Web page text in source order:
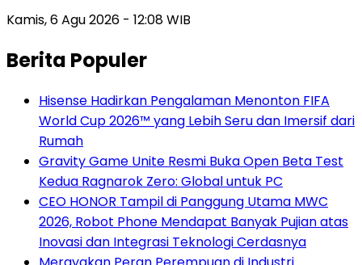
Kamis, 6 Agu 2026 - 12:08 WIB
Berita Populer
Hisense Hadirkan Pengalaman Menonton FIFA
World Cup 2026™ yang Lebih Seru dan Imersif dari
Rumah
Gravity Game Unite Resmi Buka Open Beta Test
Kedua Ragnarok Zero: Global untuk PC
CEO HONOR Tampil di Panggung Utama MWC
2026, Robot Phone Mendapat Banyak Pujian atas
Inovasi dan Integrasi Teknologi Cerdasnya